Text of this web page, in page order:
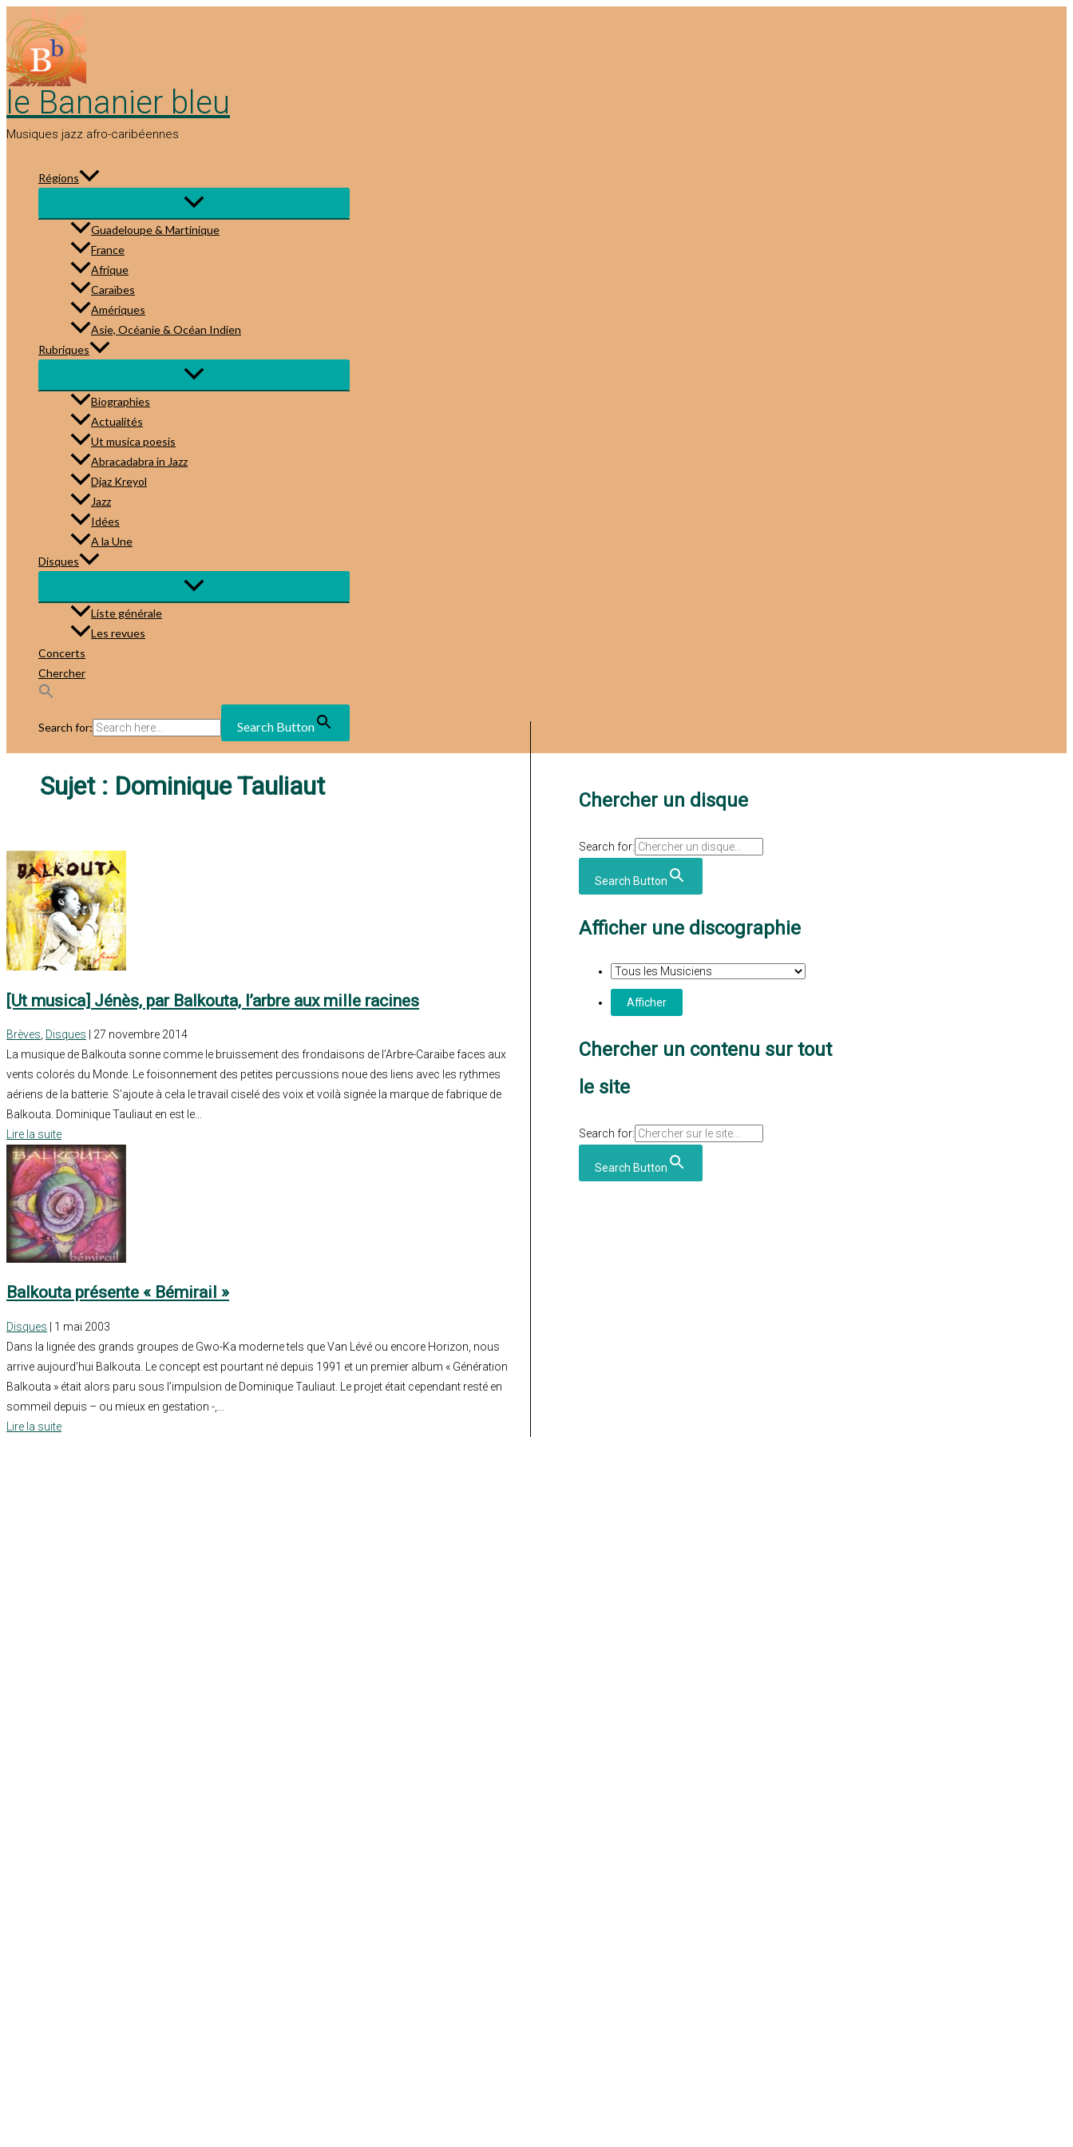
au
contenu
le Bananier bleu
Musiques jazz afro-caribéennes
Régions
Guadeloupe & Martinique
France
Afrique
Caraïbes
Amériques
Asie, Océanie & Océan Indien
Rubriques
Biographies
Actualités
Ut musica poesis
Abracadabra in Jazz
Djaz Kreyol
Jazz
Idées
A la Une
Disques
Liste générale
Les revues
Concerts
Chercher
Search for: Search Button
Sujet : Dominique Tauliaut
[Ut musica] Jénès, par Balkouta, l’arbre aux mille racines
Brèves Disques | 27 novembre 2014
La musique de Balkouta sonne comme le bruissement des frondaisons de l’Arbre-Caraïbe faces aux
vents colorés du Monde. Le foisonnement des petites percussions noue des liens avec les rythmes
aériens de la batterie. S’ajoute à cela le travail ciselé des voix et voilà signée la marque de fabrique de
Balkouta. Dominique Tauliaut en est le...
Lire la suite
Balkouta présente « Bémirail »
Disques | 1 mai 2003
Dans la lignée des grands groupes de Gwo-Ka moderne tels que Van Lévé ou encore Horizon, nous
arrive aujourd’hui Balkouta. Le concept est pourtant né depuis 1991 et un premier album « Génération
Balkouta » était alors paru sous l’impulsion de Dominique Tauliaut. Le projet était cependant resté en
sommeil depuis – ou mieux en gestation -,...
Lire la suite
Chercher un disque
Search for:
Search Button
Afficher une discographie
Chercher un contenu sur tout
le site
Search for:
Search Button